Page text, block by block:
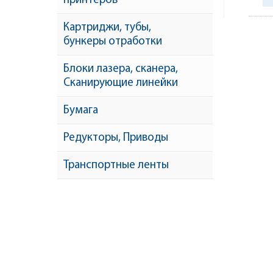
Картриджи, тубы,
бункеры отработки
Блоки лазера, сканера,
Сканирующие линейки
Бумага
Редукторы, Приводы
Транспортные ленты